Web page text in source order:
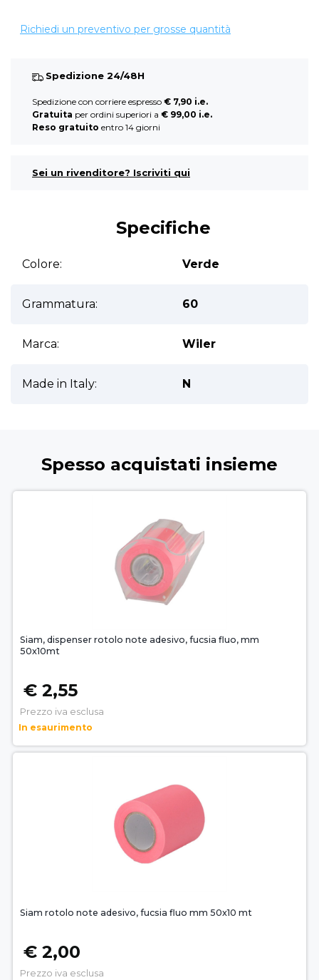
Richiedi un preventivo per grosse quantità
Spedizione 24/48H
Spedizione con corriere espresso € 7,90 i.e.
Gratuita per ordini superiori a € 99,00 i.e.
Reso gratuito entro 14 giorni
Sei un rivenditore? Iscriviti qui
Specifiche
Colore: Verde
Grammatura: 60
Marca: Wiler
Made in Italy: N
Spesso acquistati insieme
Siam, dispenser rotolo note adesivo, fucsia fluo, mm
50x10mt
€ 2,55
Prezzo iva esclusa
In esaurimento
Siam rotolo note adesivo, fucsia fluo mm 50x10 mt
€ 2,00
Prezzo iva esclusa